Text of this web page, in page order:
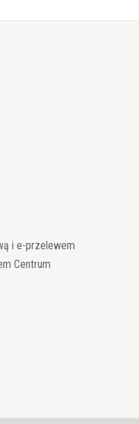
i e-przelewem
Centrum